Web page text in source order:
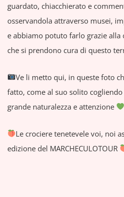
guardato, chiacchierato e
osservandola attraverso musei,
e abbiamo potuto farlo grazie alla
che si prendono cura di questo
Ve li metto qui, in queste foto
fatto, come al suo solito
grande naturalezza e attenzione
Le crociere tenetevele voi, noi
edizione del MARCHECULOTOUR